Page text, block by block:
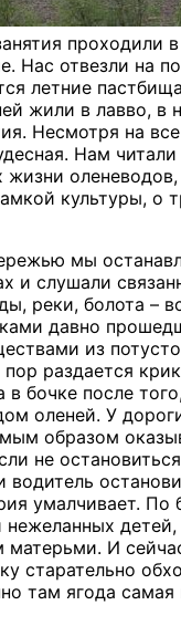
проходили
Нас отвезли на
летние
жили в лавво, в
Несмотря на
Нам
жизни
культуры, о
мы
и слушали
реки, болота –
давно
из
раздается
бочке после
оленей. У
образом
не
водитель
умалчивает. По
нежеланных детей,
матерьми. И
старательно
там ягода самая